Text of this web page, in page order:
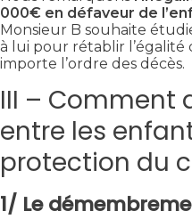
000€ en défaveur de
Monsieur B souhaite
à lui pour rétablir l’égalité
importe l’ordre des décès.
III – Comment
entre les
protection du
1/ Le